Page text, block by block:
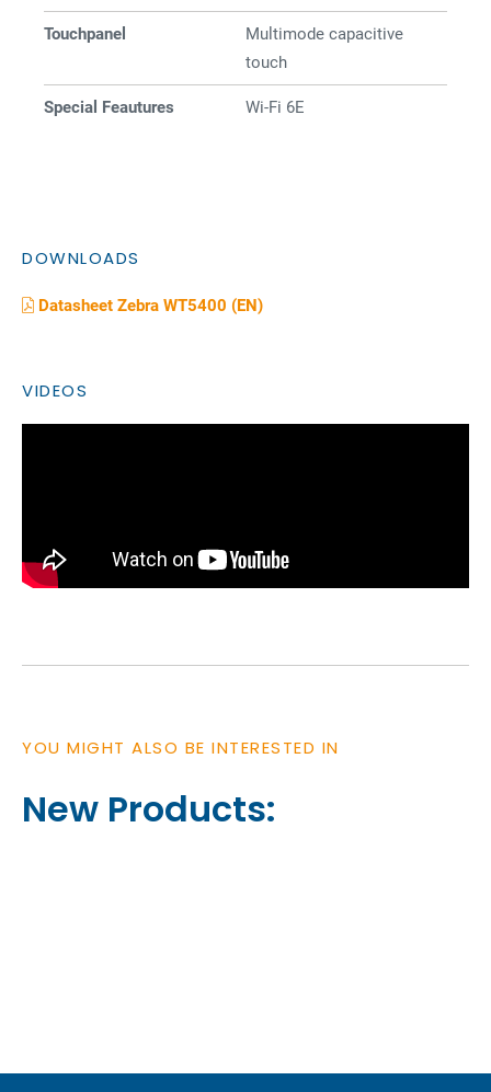
Touchpanel
Multimode capacitive
touch
Special Feautures Wi-Fi 6E
DOWNLOADS
Datasheet Zebra WT5400 (EN)
VIDEOS
YOU MIGHT ALSO BE INTERESTED IN
New Products: